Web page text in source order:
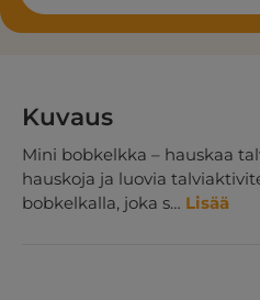
Kuvaus
Mini bobkelkka – hauskaa
hauskoja ja luovia
bobkelkalla, joka s… Lisää